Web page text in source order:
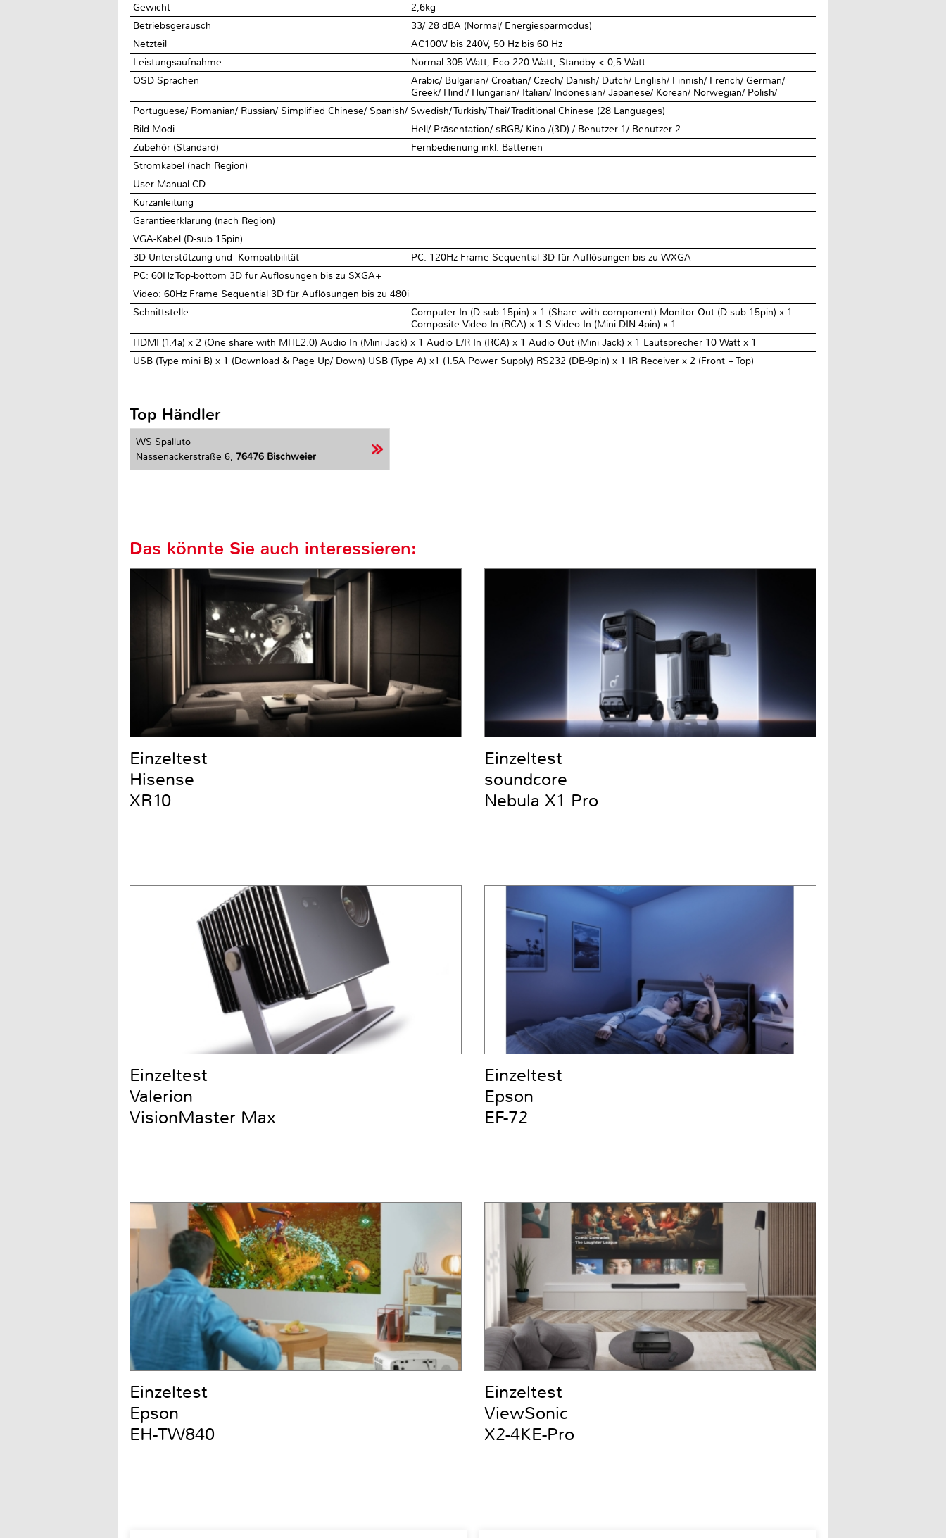
Gewicht‎
2,6kg
Betriebsgeräusch
33/ 28 dBA (Normal/ Energiesparmodus)‎
Netzteil‎
AC100V bis 240V, 50 Hz bis 60 Hz‎
Leistungsaufnahme‎
Normal 305 Watt, Eco 220 Watt, Standby < 0,5 Watt‎
OSD Sprachen
Arabic/ Bulgarian/ Croatian/ Czech/ Danish/ Dutch/ English/ Finnish/ French/ German/
Greek/ Hindi/ Hungarian/ Italian/ Indonesian/ Japanese/ Korean/ Norwegian/ Polish/
Portuguese/ Romanian/ Russian/ Simplified Chinese/ Spanish/ Swedish/ Turkish/ Thai/ Traditional Chinese (28 Languages)
Bild-Modi
Hell/ Präsentation/ sRGB/ Kino /(3D) / Benutzer 1/ Benutzer 2‎
Zubehör (Standard)‎
Fernbedienung inkl. Batterien
Stromkabel (nach Region)
User Manual CD
Kurzanleitung
Garantieerklärung (nach Region)
VGA-Kabel (D-sub 15pin)‎
3D-Unterstützung und -Kompatibilität‎
PC: 120Hz Frame Sequential 3D für Auflösungen bis zu WXGA
PC: 60Hz Top-bottom 3D für Auflösungen bis zu SXGA+
Video: 60Hz Frame Sequential 3D für Auflösungen bis zu 480i‎
Schnittstelle‎
Computer In (D-sub 15pin) x 1 (Share with component) Monitor Out (D-sub 15pin) x 1
Composite Video In (RCA) x 1 S-Video In (Mini DIN 4pin) x 1
HDMI (1.4a) x 2 (One share with MHL2.0) Audio In (Mini Jack) x 1 Audio L/R In (RCA) x 1 Audio Out (Mini Jack) x 1 Lautsprecher 10 Watt x 1
USB (Type mini B) x 1 (Download & Page Up/ Down) USB (Type A) x1 (1.5A Power Supply) RS232 (DB-9pin) x 1 IR Receiver x 2 (Front + Top)
Top Händler
WS Spalluto
Nassenackerstraße 6, 76476 Bischweier
Das könnte Sie auch interessieren:
Einzeltest
Hisense
XR10
Einzeltest
soundcore
Nebula X1 Pro
Einzeltest
Valerion
VisionMaster Max
Einzeltest
Epson
EF-72
Einzeltest
Epson
EH-TW840
Einzeltest
ViewSonic
X2-4KE-Pro